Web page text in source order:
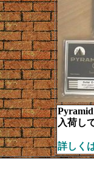
Pyramid
入荷し
詳しく